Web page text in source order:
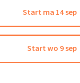
Start ma 14 sep
Start wo 9 sep